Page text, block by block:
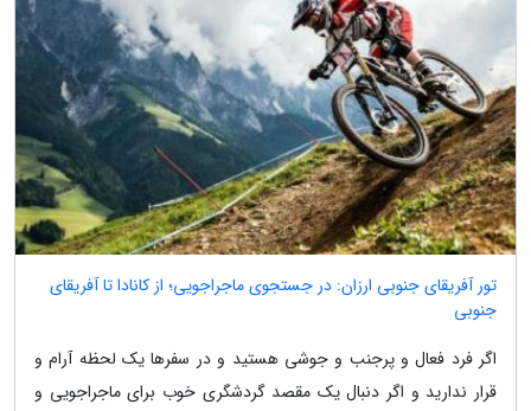
تور آفریقای جنوبی ارزان: در جستجوی ماجراجویی؛ از کانادا تا آفریقای
جنوبی
اگر فرد فعال و پرجنب و جوشی هستید و در سفرها یک لحظه آرام و
قرار ندارید و اگر دنبال یک مقصد گردشگری خوب برای ماجراجویی و